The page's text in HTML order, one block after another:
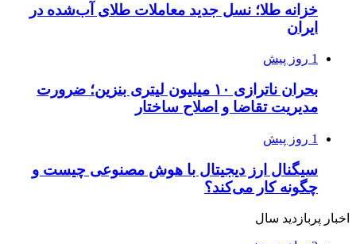
خزانه طلا؛ نسل جدید معاملات طلای آب‌شده در
ایران
1 روز پیش
بحران ناترازی ۱۰ میلیون لیتری بنزین؛ ضرورت
مدیریت تقاضا و اصلاح ساختار
1 روز پیش
سیگنال ارز دیجیتال با هوش مصنوعی چیست و
چگونه کار می‌کند؟
اخبار پربازدید سال